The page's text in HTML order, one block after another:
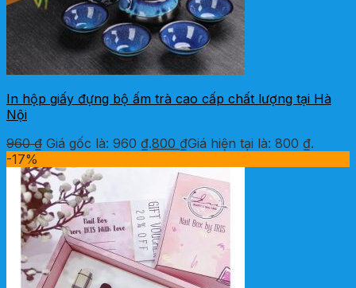
In hộp giấy đựng bộ ấm trà cao cấp chất lượng tại Hà
Nội
960₫ Giá gốc là: 960 ₫.800 ₫Giá hiện tại là: 800 ₫.
-17%